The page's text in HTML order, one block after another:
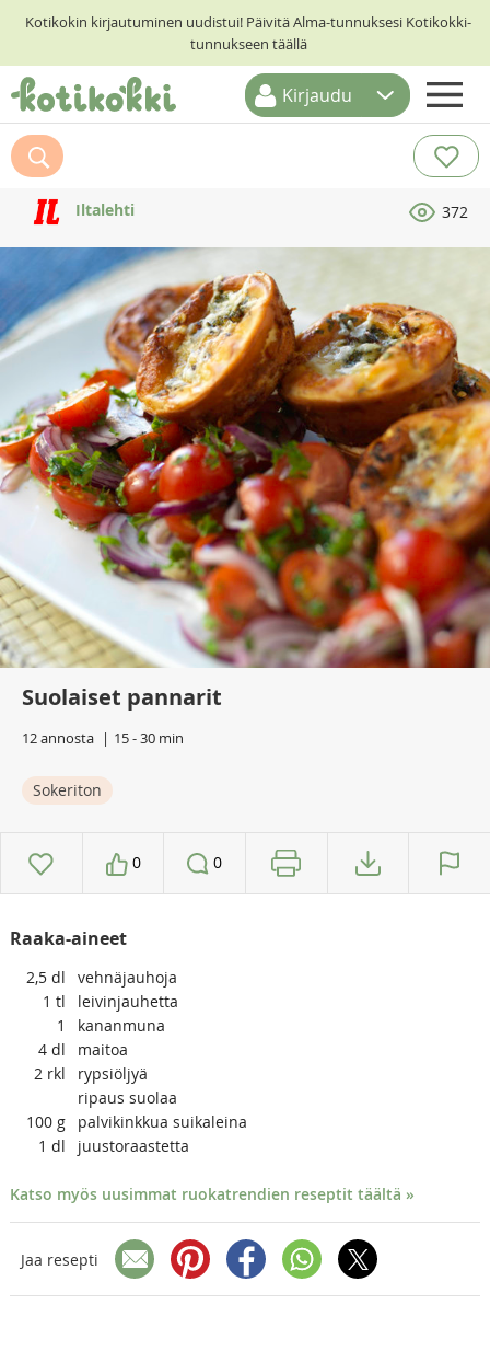
Kotikokin kirjautuminen uudistui! Päivitä Alma-tunnuksesi Kotikokki-
tunnukseen täällä
ETUSIVU
RESEPTIHAKU
RUOKATEEMAT
KESKUSTELUT
KOTIKOKIT
Kirjaudu
Iltalehti 372
Suolaiset pannarit
12 annosta 15 - 30 min
Sokeriton
0 0
Raaka-aineet
2,5 dl
vehnäjauhoja
1 tl
leivinjauhetta
1
kananmuna
4 dl
maitoa
2 rkl
rypsiöljyä
ripaus suolaa
100 g
palvikinkkua suikaleina
1 dl juustoraastetta
Katso myös uusimmat ruokatrendien reseptit täältä »
Jaa resepti